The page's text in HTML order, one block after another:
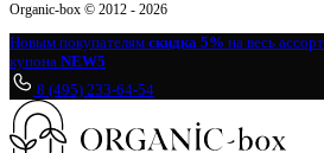
Organic-box © 2012 - 2026
Новым покупателям скидка 5% на весь
купона NEW5
8 (495) 233-64-54